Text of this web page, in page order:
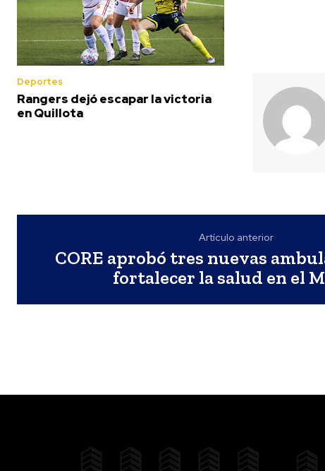
Deportes
Rangers dejó escapar la victoria
en Quillota
Artículo anterior
CORE aprobó tres nuevas
fortalecer la salud en el